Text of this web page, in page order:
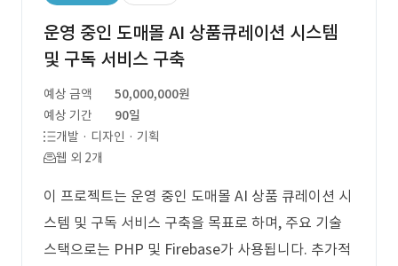
운영 중인 도매몰 AI 상품큐레이션 시스템
및 구독 서비스 구축
예상 금액
50,000,000원
예상 기간
90일
개발 · 디자인 · 기획
웹 외 2개
이 프로젝트는 운영 중인 도매몰 AI 상품 큐레이션 시
스템 및 구독 서비스 구축을 목표로 하며, 주요 기술
스택으로는 PHP 및 Firebase가 사용됩니다. 추가적